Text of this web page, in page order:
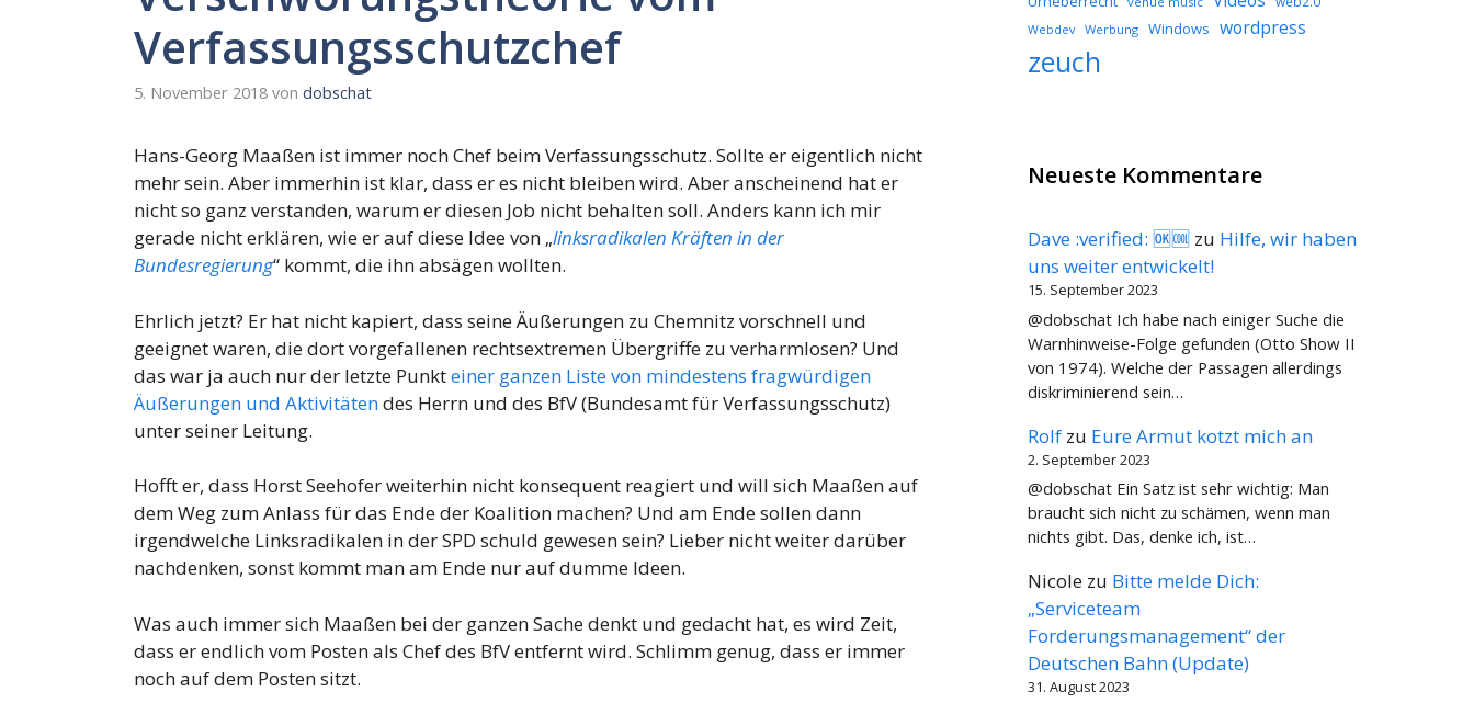
Verfassungsschutzchef
5. November 2018 von dobschat
Hans-Georg Maaßen ist immer noch Chef beim Verfassungsschutz. Sollte er eigentlich nicht
mehr sein. Aber immerhin ist klar, dass er es nicht bleiben wird. Aber anscheinend hat er
nicht so ganz verstanden, warum er diesen Job nicht behalten soll. Anders kann ich mir
gerade nicht erklären, wie er auf diese Idee von „linksradikalen Kräften in der
Bundesregierung“ kommt, die ihn absägen wollten.
Ehrlich jetzt? Er hat nicht kapiert, dass seine Äußerungen zu Chemnitz vorschnell und
geeignet waren, die dort vorgefallenen rechtsextremen Übergriffe zu verharmlosen? Und
das war ja auch nur der letzte Punkteiner ganzen Liste von mindestens fragwürdigen
Äußerungen und Aktivitätendes Herrn und des BfV (Bundesamt für Verfassungsschutz)
unter seiner Leitung.
Hofft er, dass Horst Seehofer weiterhin nicht konsequent reagiert und will sich Maaßen auf
dem Weg zum Anlass für das Ende der Koalition machen? Und am Ende sollen dann
irgendwelche Linksradikalen in der SPD schuld gewesen sein? Lieber nicht weiter darüber
nachdenken, sonst kommt man am Ende nur auf dumme Ideen.
Was auch immer sich Maaßen bei der ganzen Sache denkt und gedacht hat, es wird Zeit,
dass er endlich vom Posten als Chef des BfV entfernt wird. Schlimm genug, dass er immer
noch auf dem Posten sitzt.
Webdev Werbung Windows wordpress
zeuch
Neueste Kommentare
Dave :verified: 🆗🆒 zu Hilfe, wir haben
uns weiter entwickelt!
15. September 2023
@dobschat Ich habe nach einiger Suche die
Warnhinweise-Folge gefunden (Otto Show II
von 1974). Welche der Passagen allerdings
diskriminierend sein…
Rolf zu Eure Armut kotzt mich an
2. September 2023
@dobschat Ein Satz ist sehr wichtig: Man
braucht sich nicht zu schämen, wenn man
nichts gibt. Das, denke ich, ist…
Nicole zu Bitte melde Dich:
„Serviceteam
Forderungsmanagement“ der
Deutschen Bahn (Update)
31. August 2023